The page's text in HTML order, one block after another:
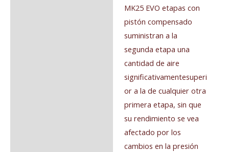
MK25 EVO etapas con
pistón compensado
suministran a la
segunda etapa una
cantidad de aire
significativamentesuperi
or a la de cualquier otra
primera etapa, sin que
su rendimiento se vea
afectado por los
cambios en la presión